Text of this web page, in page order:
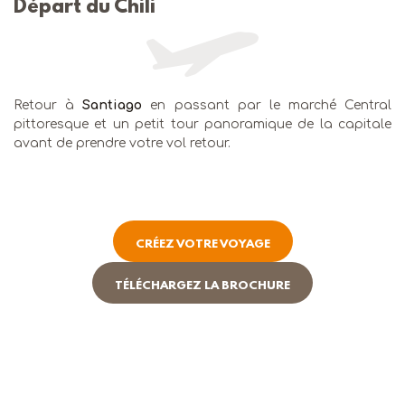
Départ du Chili
Retour àSantiago en passant par le marché Central
pittoresque et un petit tour panoramique de la capitale
avant de prendre votre vol retour.
CRÉEZ VOTRE VOYAGE
TÉLÉCHARGEZ LA BROCHURE